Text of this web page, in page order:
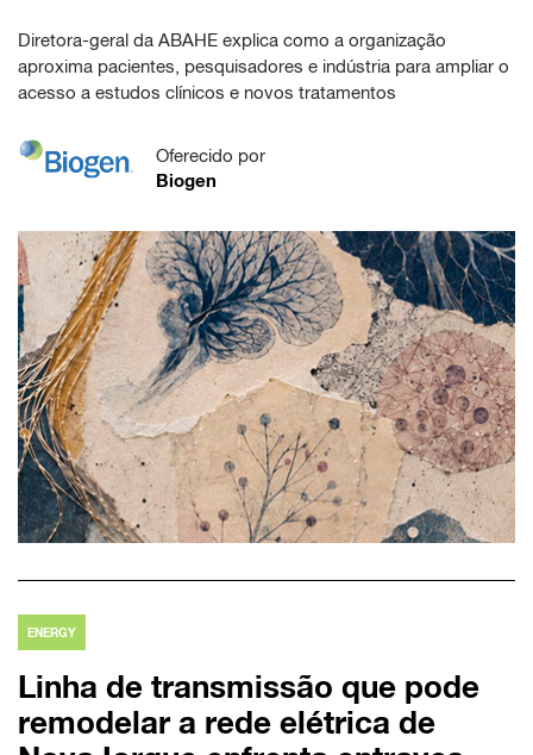
Diretora-geral da ABAHE explica como a organização
aproxima pacientes, pesquisadores e indústria para ampliar o
acesso a estudos clínicos e novos tratamentos
Oferecido por
Biogen
ENERGY
Linha de transmissão que pode
remodelar a rede elétrica de